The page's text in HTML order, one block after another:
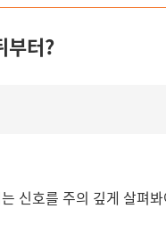
부터?
신호를 주의 깊게 살펴